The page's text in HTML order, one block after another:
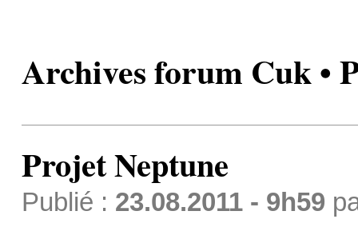
Archives forum Cuk •
Projet Neptune
Publié : 23.08.2011 - 9h59